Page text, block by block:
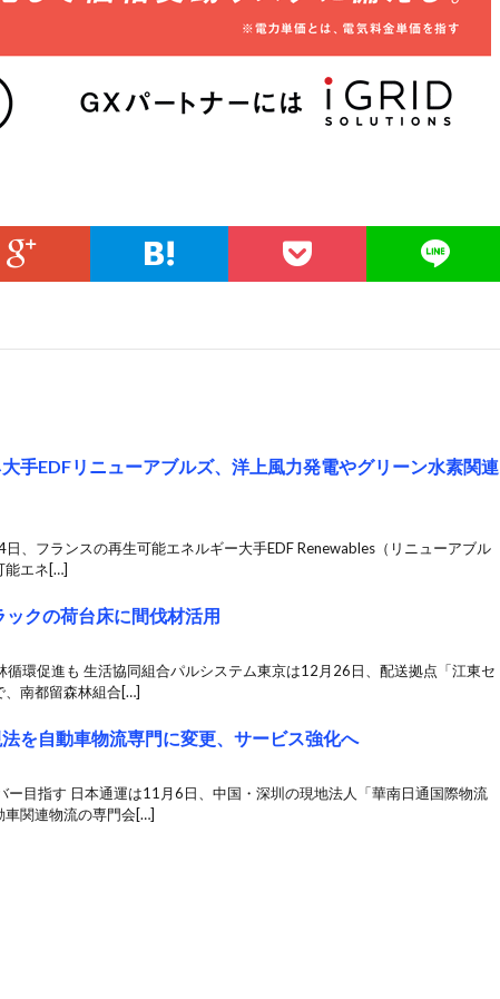
手EDFリニューアブルズ、洋上風力発電やグリーン水素関連
、フランスの再生可能エネルギー大手EDF Renewables（リニューアブル
能エネ[…]
クの荷台床に間伐材活用
環促進も 生活協同組合パルシステム東京は12月26日、配送拠点「江東セ
、南都留森林組合[…]
を自動車物流専門に変更、サービス強化へ
ー目指す 日本通運は11月6日、中国・深圳の現地法人「華南日通国際物流
車関連物流の専門会[…]